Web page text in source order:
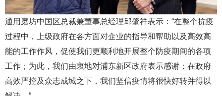
通用磨坊中国区总裁兼董事总经理邱肇祥表示：“在整个抗疫
过程中，上级政府在各方面对企业的指导和帮助以及高效高
能的工作作风，促使我们更顺利地开展整个防疫期间的各项
工作；为此，我们由衷地对浦东新区政府表示感谢；在政府
高效严控及众志成城之下，我们坚信疫情将很快好转并得以